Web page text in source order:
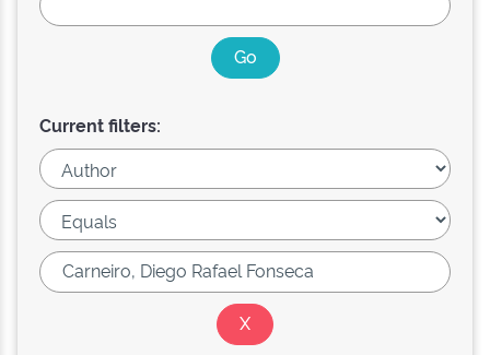
Current filters: